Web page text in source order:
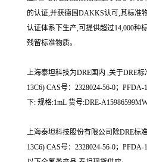
的认证,并获德国DAKKS认可,其标准
认证体系下生产,可提供超过14,000种
残留标准物质。
上海泰坦科技为DRE国内 ,关于DRE标
13C6) CAS号：2328024-56-0；
下: 规格:1mL 货号:DRE-
上海泰坦科技股份有限公司除DRE标
13C6) CAS号：2328024-56-0；